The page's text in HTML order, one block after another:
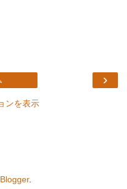
›
ンを表示
Blogger.